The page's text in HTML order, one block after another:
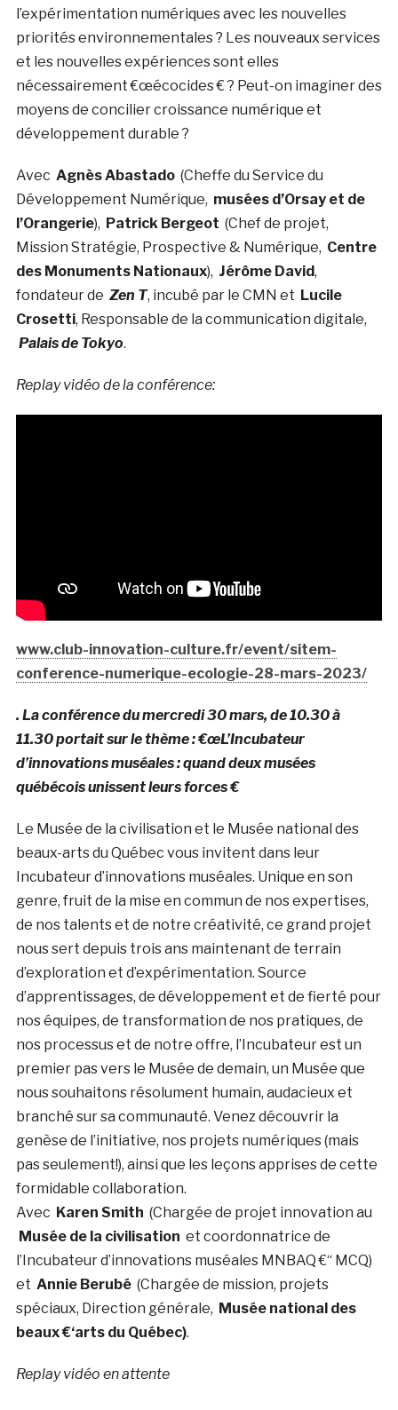
l’expérimentation numériques avec les nouvelles
priorités environnementales ? Les nouveaux services
et les nouvelles expériences sont elles
nécessairement €œécocides € ? Peut-on imaginer des
moyens de concilier croissance numérique et
développement durable ?
Avec Agnès Abastado(Cheffe du Service du
Développement Numérique, musées d’Orsay et de
l’Orangerie), Patrick Bergeot (Chef de projet,
Mission Stratégie, Prospective & Numérique, Centre
des Monuments Nationaux), Jérôme David,
fondateur de Zen T, incubé par le CMN et Lucile
Crosetti, Responsable de la communication digitale,
Palais de Tokyo.
Replay vidéo de la conférence:
www.club-innovation-culture.fr/event/sitem-
conference-numerique-ecologie-28-mars-2023/
. La conférence du mercredi 30 mars, de 10.30 à
11.30 portait sur le thème : €œL’Incubateur
d’innovations muséales : quand deux musées
québécois unissent leurs forces €
Le Musée de la civilisation et le Musée national des
beaux-arts du Québec vous invitent dans leur
Incubateur d’innovations muséales. Unique en son
genre, fruit de la mise en commun de nos expertises,
de nos talents et de notre créativité, ce grand projet
nous sert depuis trois ans maintenant de terrain
d’exploration et d’expérimentation. Source
d’apprentissages, de développement et de fierté pour
nos équipes, de transformation de nos pratiques, de
nos processus et de notre offre, l’Incubateur est un
premier pas vers le Musée de demain, un Musée que
nous souhaitons résolument humain, audacieux et
branché sur sa communauté. Venez découvrir la
genèse de l’initiative, nos projets numériques (mais
pas seulement!), ainsi que les leçons apprises de cette
formidable collaboration.
Avec Karen Smith (Chargée de projet innovation au
Musée de la civilisation et coordonnatrice de
l’Incubateur d’innovations muséales MNBAQ €“ MCQ)
et Annie Berubé(Chargée de mission, projets
spéciaux, Direction générale, Musée national des
beaux €‘arts du Québec).
Replay vidéo en attente